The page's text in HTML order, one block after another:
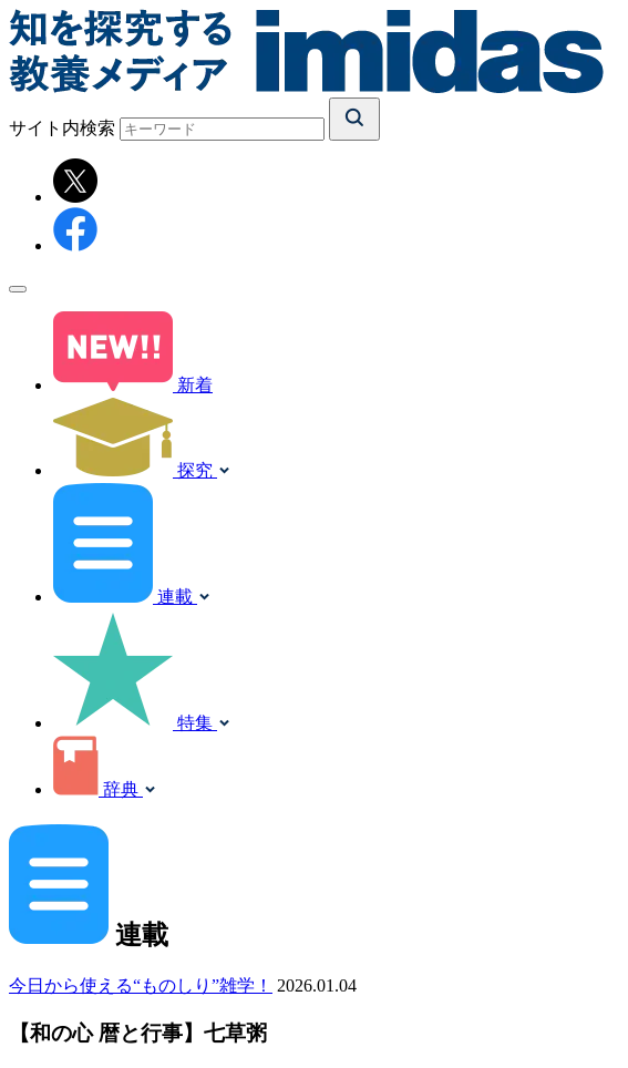
サイト内検索
新着
探究
連載
特集
辞典
連載
今日から使える“ものしり”雑学！ 2026.01.04
【和の心 暦と行事】七草粥